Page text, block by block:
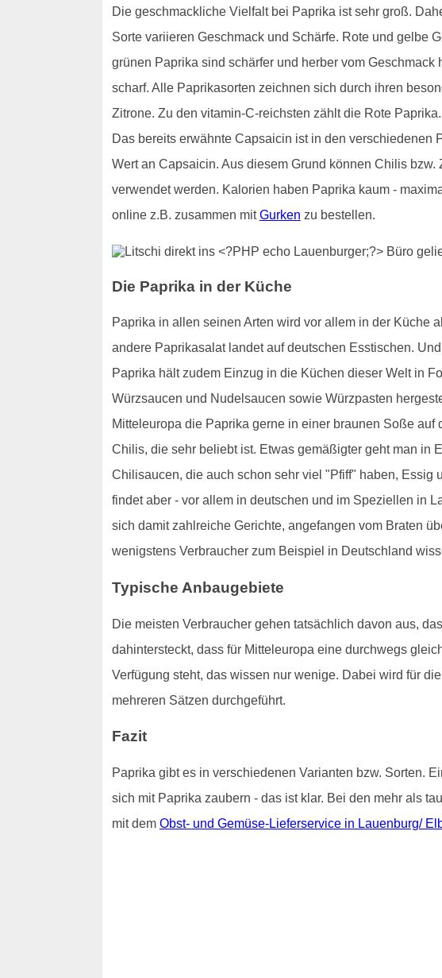
Die geschmackliche Vielfalt bei Paprika ist sehr groß.
Sorte variieren Geschmack und Schärfe. Rote und gelbe
grünen Paprika sind schärfer und herber vom Geschmack
scharf. Alle Paprikasorten zeichnen sich durch ihren
Zitrone. Zu den vitamin-C-reichsten zählt die Rote
Das bereits erwähnte Capsaicin ist in den
Wert an Capsaicin. Aus diesem Grund können Chilis
verwendet werden. Kalorien haben Paprika kaum -
online z.B. zusammen mitGurken zu bestellen.
Die Paprika in der Küche
Paprika in allen seinen Arten wird vor allem in der Küche
andere Paprikasalat landet auf deutschen Esstischen.
Paprika hält zudem Einzug in die Küchen dieser Welt in
Würzsaucen und Nudelsaucen sowie Würzpasten
Mitteleuropa die Paprika gerne in einer braunen Soße
Chilis, die sehr beliebt ist. Etwas gemäßigter geht man in
Chilisaucen, die auch schon sehr viel "Pfiff" haben, Essig
findet aber - vor allem in deutschen und im Speziellen in
sich damit zahlreiche Gerichte, angefangen vom Braten
wenigstens Verbraucher zum Beispiel in Deutschland
Typische Anbaugebiete
Die meisten Verbraucher gehen tatsächlich davon aus,
dahintersteckt, dass für Mitteleuropa eine durchwegs
Verfügung steht, das wissen nur wenige. Dabei wird für
mehreren Sätzen durchgeführt.
Fazit
Paprika gibt es in verschiedenen Varianten bzw. Sorten.
sich mit Paprika zaubern - das ist klar. Bei den mehr als
mit dem Obst- und Gemüse-Lieferservice in Lauenburg/